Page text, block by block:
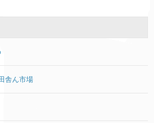
舎ん市場